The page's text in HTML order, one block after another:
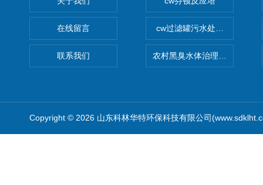
在线留言
联系我们
cw过滤罐污水处理设备 多介
农村黑臭水体治理设备
Copyright © 2026 山东科林华特环保科技有限公司